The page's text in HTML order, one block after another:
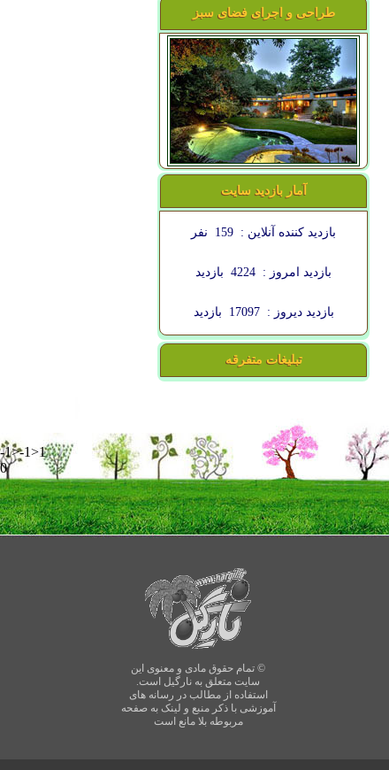
طراحی و اجرای فضای سبز
آمار بازدید سایت
بازدید کننده آنلاین : 159 نفر
بازدید امروز : 4224 بازدید
بازدید دیروز : 17097 بازدید
تبلیغات متفرقه
-1>-1>1
0
© تمام حقوق مادی و معنوی این
سایت متعلق به نارگیل است.
استفاده از مطالب در رسانه های
آموزشی با ذکر منبع و لینک به صفحه
مربوطه بلا مانع است